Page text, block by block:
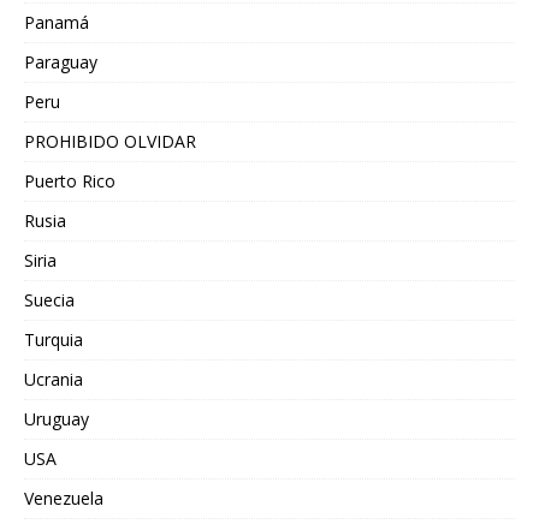
Panamá
Paraguay
Peru
PROHIBIDO OLVIDAR
Puerto Rico
Rusia
Siria
Suecia
Turquia
Ucrania
Uruguay
USA
Venezuela